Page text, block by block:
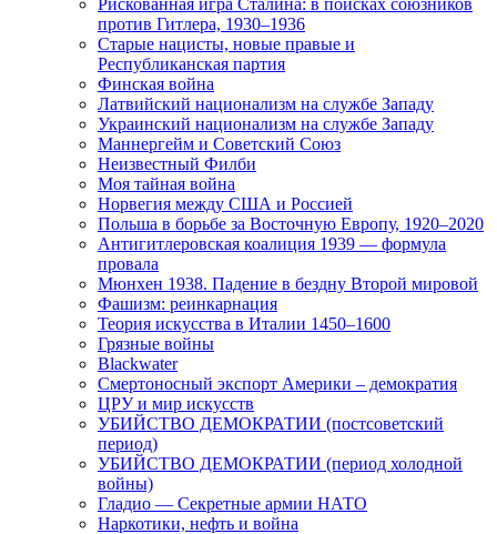
Рискованная игра Сталина: в поисках союзников
против Гитлера, 1930–1936
Старые нацисты, новые правые и
Республиканская партия
Финская война
Латвийский национализм на службе Западу
Украинский национализм на службе Западу
Маннергейм и Советский Союз
Неизвестный Филби
Моя тайная война
Норвегия между США и Россией
Польша в борьбе за Восточную Европу, 1920–2020
Антигитлеровская коалиция 1939 — формула
провала
Мюнхен 1938. Падение в бездну Второй мировой
Фашизм: реинкарнация
Теория искусства в Италии 1450–1600
Грязные войны
Blackwater
Смертоносный экспорт Америки – демократия
ЦРУ и мир искусств
УБИЙСТВО ДЕМОКРАТИИ (постсоветский
период)
УБИЙСТВО ДЕМОКРАТИИ (период холодной
войны)
Гладио — Секретные армии НАТО
Наркотики, нефть и война